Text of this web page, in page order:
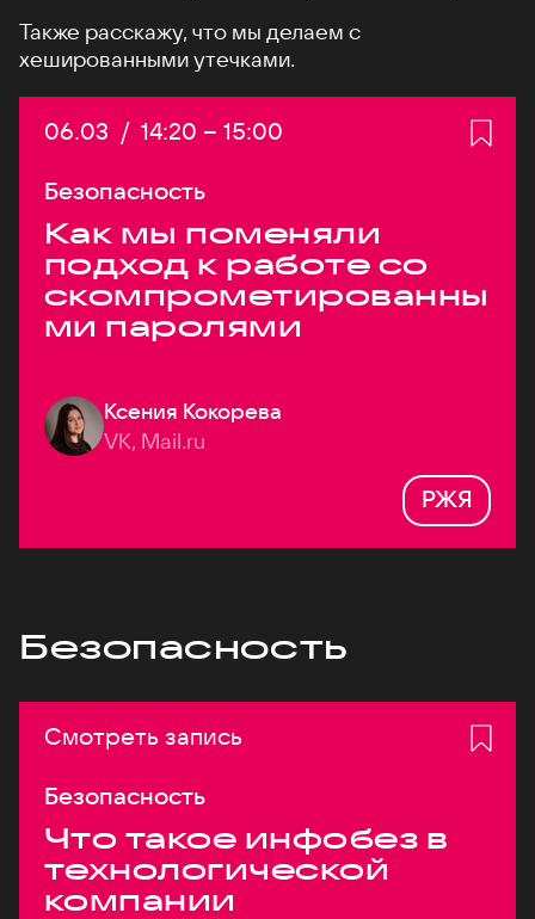
Также расскажу, что мы делаем с
хешированными утечками.
Дата:
06.03 / Начало:
14:20 – Конец:
15:00
Безопасность
Как мы поменяли
подход к работе со
скомпрометированны
ми паролями
Ксения Кокорева
VK, Mail.ru
РЖЯ
Безопасность
Смотреть запись
Безопасность
Что такое инфобез в
технологической
компании